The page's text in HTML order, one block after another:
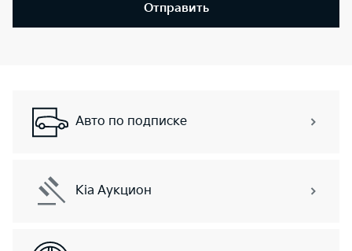
Отправить
Авто по подписке
Kia Аукцион